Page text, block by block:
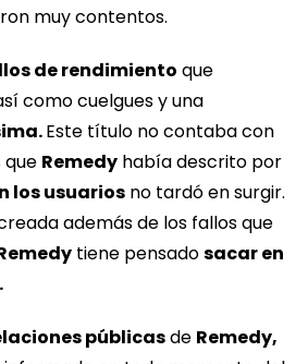
muy contentos.
de rendimiento que
como cuelgues y una
Este título no contaba con
Remedy había descrito por
los usuarios no tardó en surgir.
además de los fallos que
tiene pensadosacar en
públicasde Remedy,